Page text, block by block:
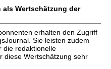
als Wertschätzung der
erhalten den Zugriff
Sie leisten zudem
die redaktionelle
diese Wertschätzung sehr